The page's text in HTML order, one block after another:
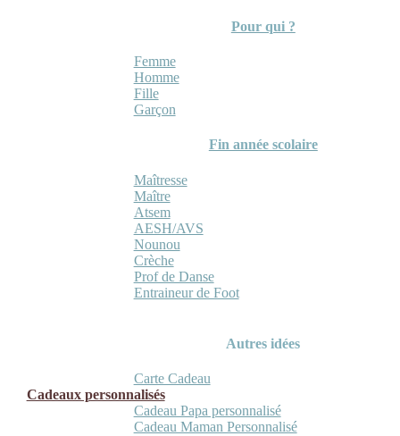
Pour qui ?
Femme
Homme
Fille
Garçon
Fin année scolaire
Maîtresse
Maître
Atsem
AESH/AVS
Nounou
Crèche
Prof de Danse
Entraineur de Foot
Autres idées
Carte Cadeau
Cadeaux personnalisés
Cadeau Papa personnalisé
Cadeau Maman Personnalisé